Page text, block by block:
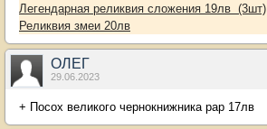
Легендарная реликвия сложения 19лв (3шт)
Реликвия змеи 20лв
ОЛЕГ
29.06.2023
+ Посох великого чернокнижника рар 17лв